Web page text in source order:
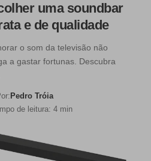
uma soundbar
e de qualidade
o som da televisão não
a gastar fortunas. Descubra
Pedro Tróia
de leitura: 4 min